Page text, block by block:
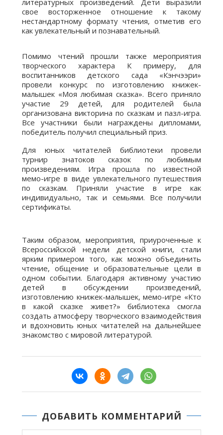
литературных произведений. Дети выразили
свое восторженное отношение к такому
нестандартному формату чтения, отметив его
как увлекательный и познавательный.
Помимо чтений прошли также мероприятия
творческого характера К примеру, для
воспитанников детского сада «Кэнчээри»
провели конкурс по изготовлению книжек-
малышек «Моя любимая сказка». Всего приняло
участие 29 детей, для родителей была
организована викторина по сказкам и пазл-игра.
Все участники были награждены дипломами,
победитель получил специальный приз.
Для юных читателей библиотеки провели
турнир знатоков сказок по любимым
произведениям. Игра прошла по известной
мемо-игре в виде увлекательного путешествия
по сказкам. Приняли участие в игре как
индивидуально, так и семьями. Все получили
сертификаты.
Таким образом, мероприятия, приуроченные к
Всероссийской недели детской книги, стали
ярким примером того, как можно объединить
чтение, общение и образовательные цели в
одном событии. Благодаря активному участию
детей в обсуждении произведений,
изготовлению книжек-малышек, мемо-игре «Кто
в какой сказке живет?» библиотека смогла
создать атмосферу творческого взаимодействия
и вдохновить юных читателей на дальнейшее
знакомство с мировой литературой.
ДОБАВИТЬ КОММЕНТАРИЙ